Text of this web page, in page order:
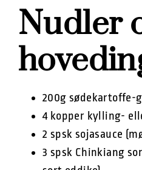
Nudler
200g sødekartoffe-
4 kopper kylling-
2 spsk sojasauce
3 spsk Chinkiang